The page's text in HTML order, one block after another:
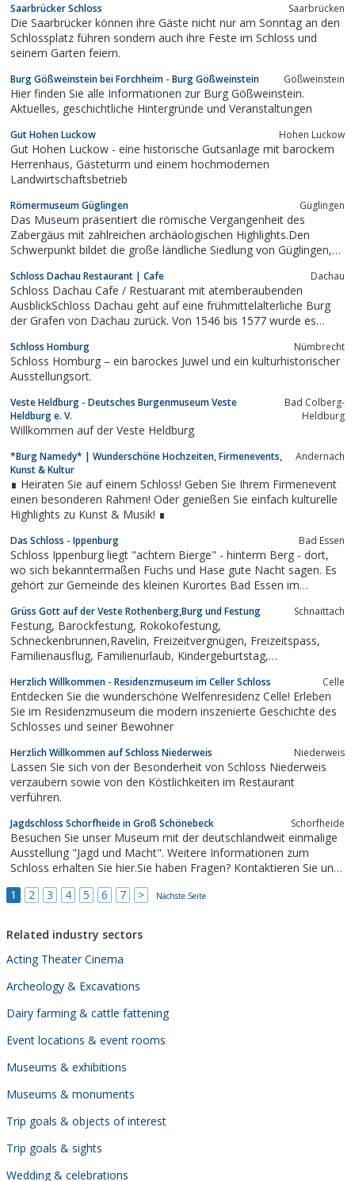
Saarbrücker Schloss Saarbrücken
Die Saarbrücker können ihre Gäste nicht nur am Sonntag an den
Schlossplatz führen sondern auch ihre Feste im Schloss und
seinem Garten feiern.
Burg Gößweinstein bei Forchheim - Burg Gößweinstein Gößweinstein
Hier finden Sie alle Informationen zur Burg Gößweinstein.
Aktuelles, geschichtliche Hintergründe und Veranstaltungen
Gut Hohen Luckow Hohen Luckow
Gut Hohen Luckow - eine historische Gutsanlage mit barockem
Herrenhaus, Gästeturm und einem hochmodernen
Landwirtschaftsbetrieb
Römermuseum Güglingen Güglingen
Das Museum präsentiert die römische Vergangenheit des
Zabergäus mit zahlreichen archäologischen Highlights.Den
Schwerpunkt bildet die große ländliche Siedlung von Güglingen,
zentraler Marktort mit kleinstädtischem Gepräge.Das sehr
anschauliche,...
Schloss Dachau Restaurant | Cafe Dachau
Schloss Dachau Cafe / Restuarant mit atemberaubenden
AusblickSchloss Dachau geht auf eine frühmittelalterliche Burg
der Grafen von Dachau zurück. Von 1546 bis 1577 wurde es
durch die Münchner Hofbaumeister Heinrich Schöttl und Wilhelm
Egkl zu einer mächtigen...
Schloss Homburg Nümbrecht
Schloss Homburg – ein barockes Juwel und ein kulturhistorischer
Ausstellungsort.
Veste Heldburg - Deutsches Burgenmuseum Veste
Heldburg e. V.
Bad Colberg-
Heldburg
Willkommen auf der Veste Heldburg
*Burg Namedy* | Wunderschöne Hochzeiten, Firmenevents,
Kunst & Kultur
Andernach
∎ Heiraten Sie auf einem Schloss! Geben Sie Ihrem Firmenevent
einen besonderen Rahmen! Oder genießen Sie einfach kulturelle
Highlights zu Kunst & Musik! ∎
Das Schloss - Ippenburg Bad Essen
Schloss Ippenburg liegt "achtern Bierge" - hinterm Berg - dort,
wo sich bekanntermaßen Fuchs und Hase gute Nacht sagen. Es
gehört zur Gemeinde des kleinen Kurortes Bad Essen im
Norddeutschen Tiefebene im Urstromtal der Weser, eingebettet
in eine Wiesen- und Parklandschaft...
Grüss Gott auf der Veste Rothenberg,Burg und Festung Schnaittach
Festung, Barockfestung, Rokokofestung,
Schneckenbrunnen,Ravelin, Freizeitvergnügen, Freizeitspass,
Familienausflug, Familienurlaub, Kindergeburtstag,
Gespenster, Gespenstergeschichte, Gespenstergeschichten
Herzlich Willkommen - Residenzmuseum im Celler Schloss Celle
Entdecken Sie die wunderschöne Welfenresidenz Celle! Erleben
Sie im Residenzmuseum die modern inszenierte Geschichte des
Schlosses und seiner Bewohner
Herzlich Willkommen auf Schloss Niederweis Niederweis
Lassen Sie sich von der Besonderheit von Schloss Niederweis
verzaubern sowie von den Köstlichkeiten im Restaurant
verführen.
Jagdschloss Schorfheide in Groß Schönebeck Schorfheide
Besuchen Sie unser Museum mit der deutschlandweit einmalige
Ausstellung "Jagd und Macht". Weitere Informationen zum
Schloss erhalten Sie hier.Sie haben Fragen? Kontaktieren Sie uns.
Helmut Suter Leiter Museumsverein Schorfheide Museum
1 2 3 4 5 6 7 > Nächste Seite
Related industry sectors
Acting Theater Cinema
Archeology & Excavations
Dairy farming & cattle fattening
Event locations & event rooms
Museums & exhibitions
Museums & monuments
Trip goals & objects of interest
Trip goals & sights
Wedding & celebrations